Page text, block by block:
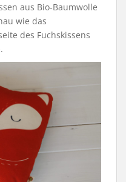
aus Bio-Baumwolle
wie das
des Fuchskissens